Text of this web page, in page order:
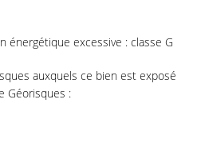
énergétique excessive : classe G
auxquels ce bien est exposé
Géorisques :